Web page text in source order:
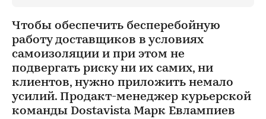
Чтобы обеспечить бесперебойную
работу доставщиков в условиях
самоизоляции и при этом не
подвергать риску ни их самих, ни
клиентов, нужно приложить немало
усилий. Продакт-менеджер курьерской
команды Dostavista Марк Евлампиев